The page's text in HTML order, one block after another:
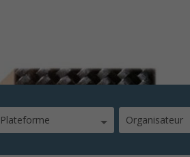
composites
Plateforme Organisateur